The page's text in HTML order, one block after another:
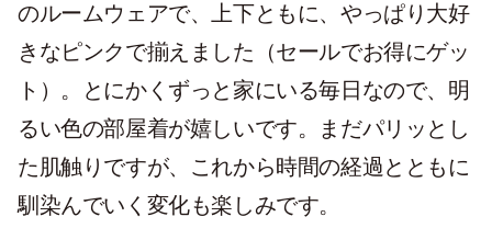
のルームウェアで、上下ともに、やっぱり大好
きなピンクで揃えました（セールでお得にゲッ
ト）。とにかくずっと家にいる毎日なので、明
るい色の部屋着が嬉しいです。まだパリッとし
た肌触りですが、これから時間の経過とともに
馴染んでいく変化も楽しみです。